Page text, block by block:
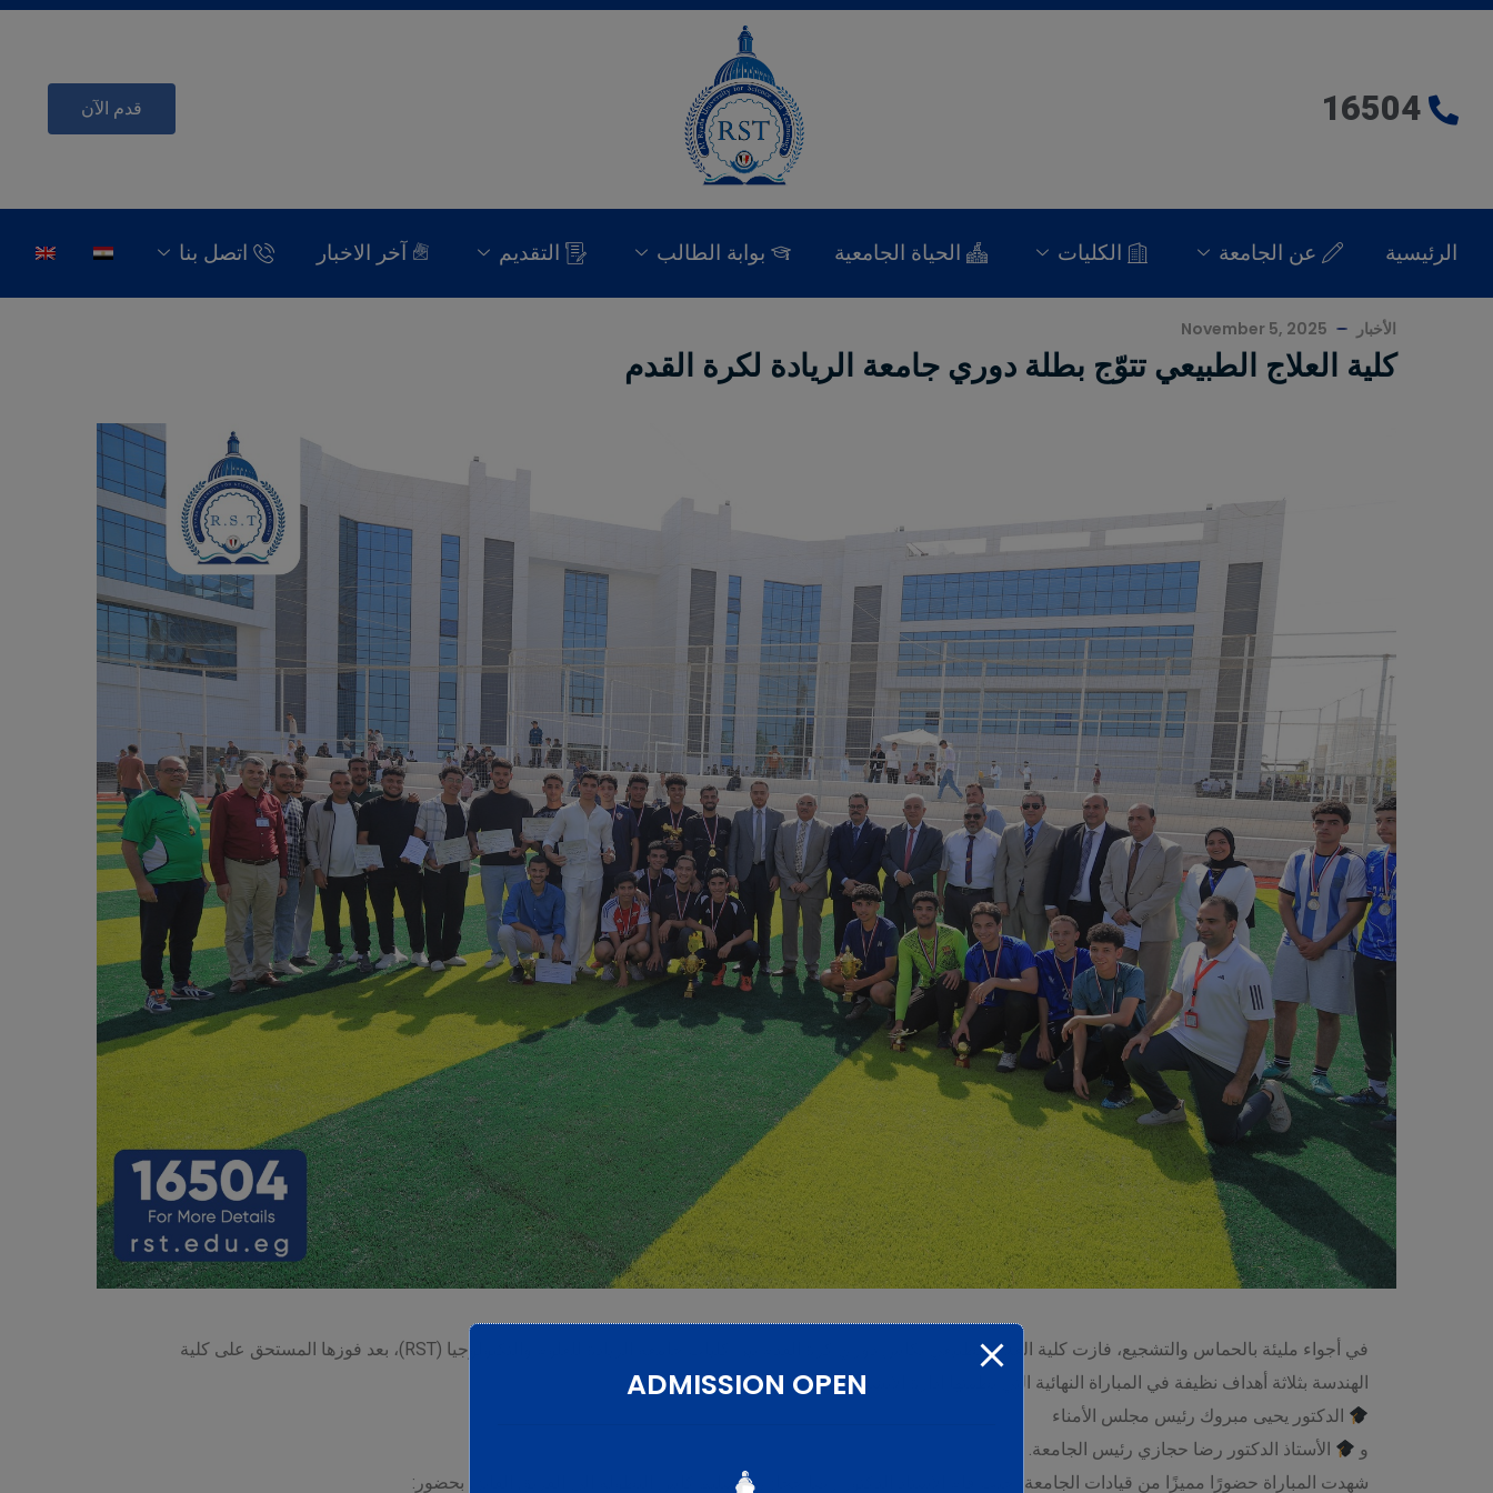
16504 قدم الآن
الرئيسية عن الجامعة الكليات الحياة الجامعية بوابة الطالب التقديم آخر الاخبار اتصل بنا
الأخبار November 5, 2025
كلية العلاج الطبيعي تتوّج بطلة دوري جامعة الريادة لكرة القدم
في أجواء مليئة بالحماس والتشجيع، فازت كلية العلاج الطبيعي بكأس دوري كرة القدم بين كليات جامعة الريادة للعلوم والتكنولوجيا (RST)، بعد فوزها المستحق على كلية
الهندسة بثلاثة أهداف نظيفة في المباراة النهائية التي نظمتها إدارة الأنشطة الطلابية تحت رعاية
الدكتور يحيى مبروك رئيس مجلس الأمناء
و
الأستاذ الدكتور رضا حجازي رئيس الجامعة.
شهدت المباراة حضورًا مميزًا من قيادات الجامعة، حيث قام الأستاذ الدكتور رضا حجازي بتسليم كأس البطولة إلى الفريق الفائز، بحضور:
ADMISSION OPEN